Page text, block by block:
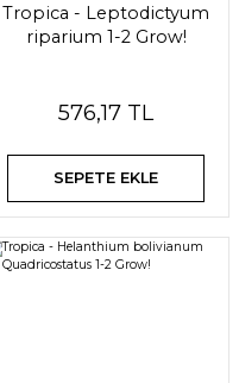
Tropica - Leptodictyum
riparium 1-2 Grow!
576,17 TL
SEPETE EKLE